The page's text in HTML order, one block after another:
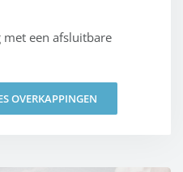
een afsluitbare
OVERKAPPINGEN